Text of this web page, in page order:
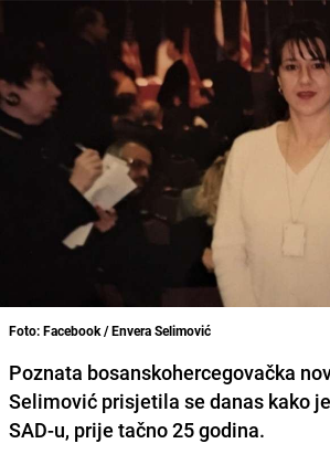
Foto: Facebook / Envera Selimović
Poznata bosanskohercegovačka
Selimović prisjetila se danas kako
SAD-u, prije tačno 25 godina.